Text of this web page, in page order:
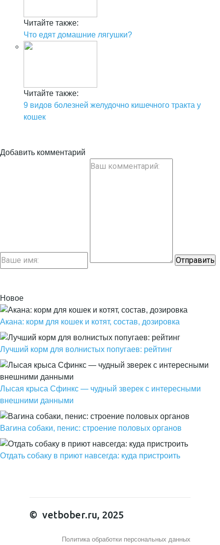
Читайте также:
Что едят домашние лягушки?
Читайте также:
9 видов болезней желудочно кишечного тракта у
кошек
Добавить комментарий
Новое
Акана: корм для кошек и котят, состав, дозировка
Лучший корм для волнистых попугаев: рейтинг
Лысая крыса Сфинкс — чудный зверек с интересными
внешними данными
Вагина собаки, пенис: строение половых органов
Отдать собаку в приют навсегда: куда пристроить
© vetbober.ru, 2025
Политика обработки персональных данных